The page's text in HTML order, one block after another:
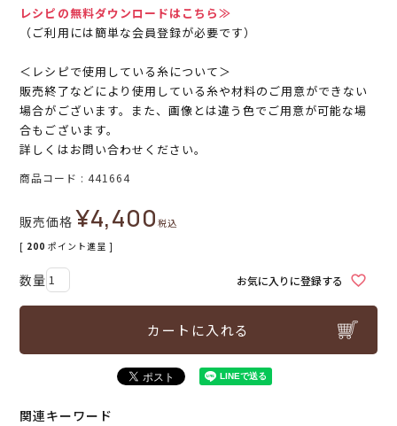
レシピの無料ダウンロードはこちら≫
（ご利用には簡単な会員登録が必要です）
＜レシピで使用している糸について＞
販売終了などにより使用している糸や材料のご用意ができない
場合がございます。また、画像とは違う色でご用意が可能な場
合もございます。
詳しくはお問い合わせください。
商品コード 441664
販売価格 ¥4,400税込
[ 200 ポイント進呈 ]
お気に入りに登録する
カートに入れる
関連キーワード